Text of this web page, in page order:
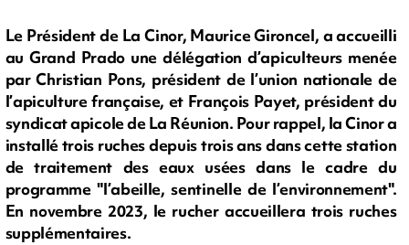
Le Président de La Cinor, Maurice Gironcel, a accueilli
au Grand Prado une délégation d’apiculteurs menée
par Christian Pons, président de l’union nationale de
l’apiculture française, et François Payet, président du
syndicat apicole de La Réunion. Pour rappel, la Cinor a
installé trois ruches depuis trois ans dans cette station
de traitement des eaux usées dans le cadre du
programme "l’abeille, sentinelle de l’environnement".
En novembre 2023, le rucher accueillera trois ruches
supplémentaires.